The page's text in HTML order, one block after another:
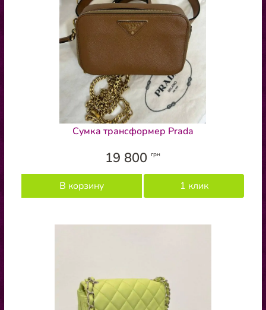
Сумка трансформер Prada
19 800 грн
В корзину 1 клик